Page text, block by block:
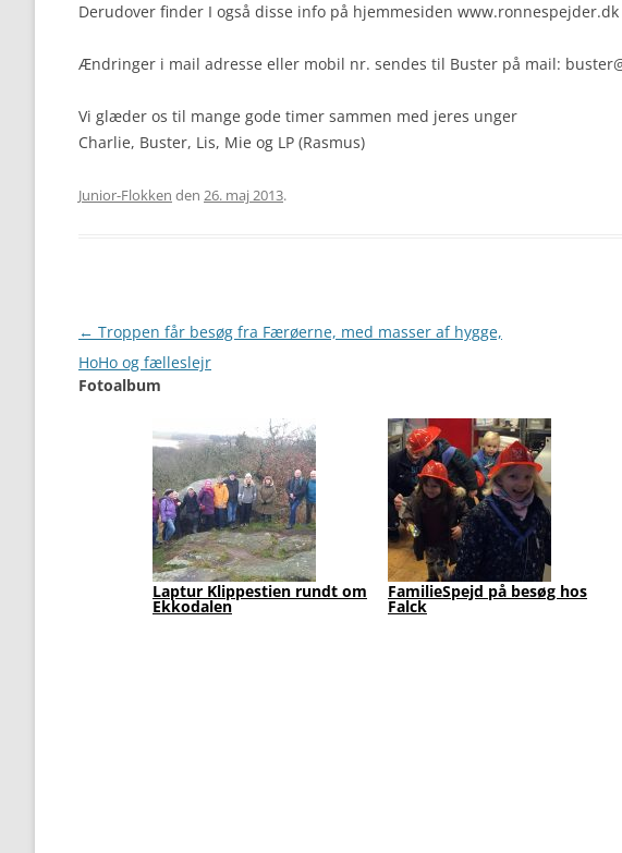
Derudover finder I også disse info på hjemmesiden www.ronnespejder.dk
Ændringer i mail adresse eller mobil nr. sendes til Buster på mail:
Vi glæder os til mange gode timer sammen med jeres unger
Charlie, Buster, Lis, Mie og LP (Rasmus)
Junior-Flokken den 26. maj 2013.
Artikel
navigation
← Troppen får besøg fra Færøerne, med masser af hygge,
HoHo og fælleslejr
Fotoalbum
Laptur Klippestien rundt om
Ekkodalen
FamilieSpejd på besøg hos
Falck